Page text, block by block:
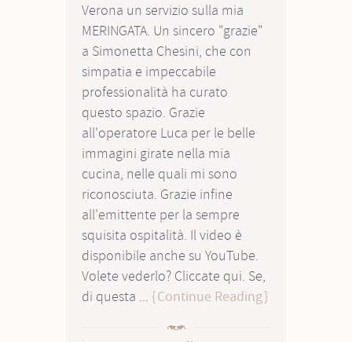
Verona un servizio sulla mia
MERINGATA. Un sincero "grazie"
a Simonetta Chesini, che con
simpatia e impeccabile
professionalità ha curato
questo spazio. Grazie
all'operatore Luca per le belle
immagini girate nella mia
cucina, nelle quali mi sono
riconosciuta. Grazie infine
all'emittente per la sempre
squisita ospitalità. Il video è
disponibile anche su YouTube.
Volete vederlo? Cliccate qui. Se,
di questa ... Continue Reading